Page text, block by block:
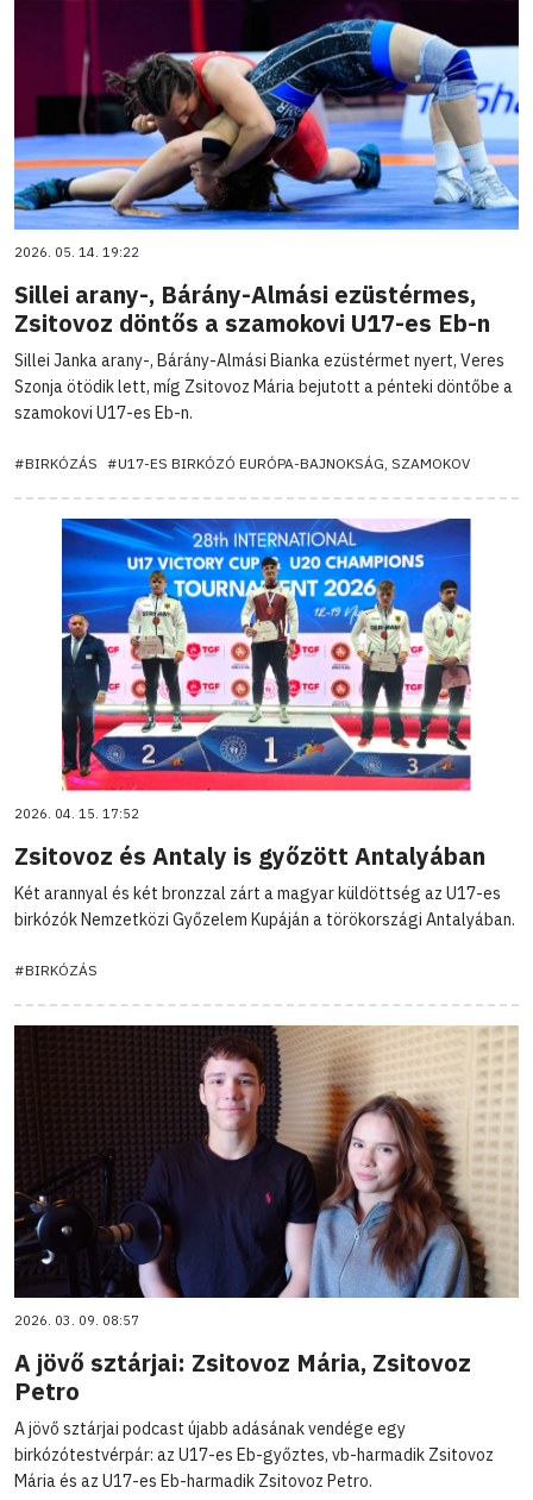
2026. 05. 14. 19:22
Sillei arany-, Bárány-Almási ezüstérmes,
Zsitovoz döntős a szamokovi U17-es Eb-n
Sillei Janka arany-, Bárány-Almási Bianka ezüstérmet nyert, Veres
Szonja ötödik lett, míg Zsitovoz Mária bejutott a pénteki döntőbe a
szamokovi U17-es Eb-n.
#BIRKÓZÁS #U17-ES BIRKÓZÓ EURÓPA-BAJNOKSÁG, SZAMOKOV
2026. 04. 15. 17:52
Zsitovoz és Antaly is győzött Antalyában
Két arannyal és két bronzzal zárt a magyar küldöttség az U17-es
birkózók Nemzetközi Győzelem Kupáján a törökországi Antalyában.
#BIRKÓZÁS
2026. 03. 09. 08:57
A jövő sztárjai: Zsitovoz Mária, Zsitovoz
Petro
A jövő sztárjai podcast újabb adásának vendége egy
birkózótestvérpár: az U17-es Eb-győztes, vb-harmadik Zsitovoz
Mária és az U17-es Eb-harmadik Zsitovoz Petro.